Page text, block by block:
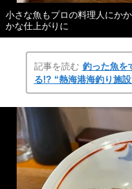
小さな魚もプロの料理人にか
かな仕上がりに
記事を読む 釣った魚を
る!? “熱海港海釣り施